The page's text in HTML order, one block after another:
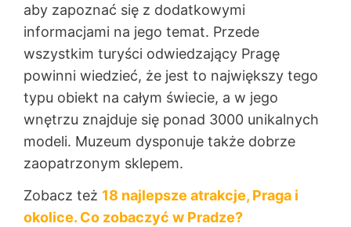
aby zapoznać się z dodatkowymi
informacjami na jego temat. Przede
wszystkim turyści odwiedzający Pragę
powinni wiedzieć, że jest to największy tego
typu obiekt na całym świecie, a w jego
wnętrzu znajduje się ponad 3000 unikalnych
modeli. Muzeum dysponuje także dobrze
zaopatrzonym sklepem.
Zobacz też 18 najlepsze atrakcje, Praga i
okolice. Co zobaczyć w Pradze?